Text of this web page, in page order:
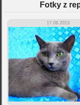
Fotky z
17.08.2013